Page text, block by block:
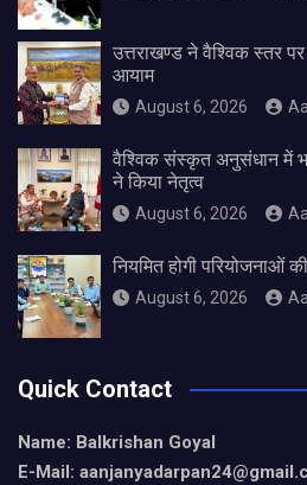
उत्तराखण्ड ने वैश्विक स्तर
आयाम
August 6, 2026
वैश्विक संस्कृत अनुसंधान में
ने किया नेतृत्व
August 6, 2026
नियमित होगी परियोजनाओं
August 6, 2026
Quick Contact
Name: Balkrishan Goyal
E-Mail: